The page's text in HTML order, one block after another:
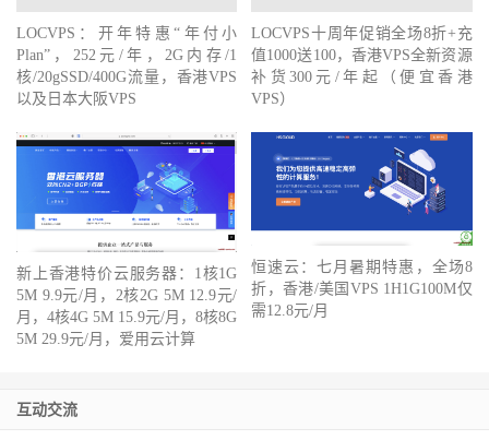
LOCVPS：开年特惠“年付小
Plan”，252元/年，2G内存/1
核/20gSSD/400G流量，香港VPS
以及日本大阪VPS
LOCVPS十周年促销全场8折+充
值1000送100，香港VPS全新资源
补货300元/年起（便宜香港
VPS）
新上香港特价云服务器：1核1G
5M 9.9元/月，2核2G 5M 12.9元/
月，4核4G 5M 15.9元/月，8核8G
5M 29.9元/月，爱用云计算
恒速云：七月暑期特惠，全场8
折，香港/美国VPS 1H1G100M仅
需12.8元/月
互动交流